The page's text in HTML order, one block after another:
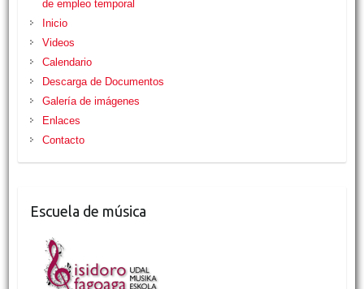
de empleo temporal
Inicio
Videos
Calendario
Descarga de Documentos
Galería de imágenes
Enlaces
Contacto
Escuela de música